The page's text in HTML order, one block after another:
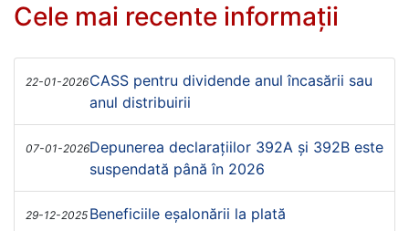
Cele mai recente informații
22-01-2026CASS pentru dividende anul încasării sau
anul distribuirii
07-01-2026Depunerea declarațiilor 392A și 392B este
suspendată până în 2026
29-12-2025 Beneficiile eșalonării la plată